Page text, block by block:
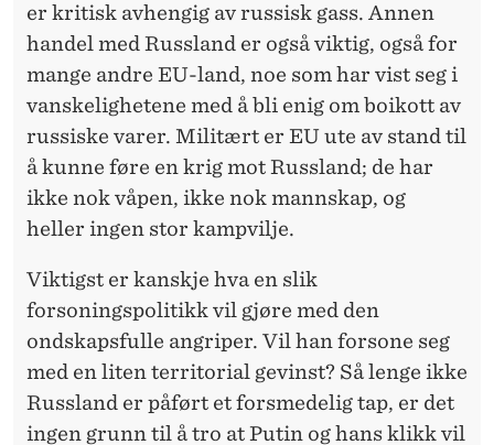
er kritisk avhengig av russisk gass. Annen
handel med Russland er også viktig, også for
mange andre EU-land, noe som har vist seg i
vanskelighetene med å bli enig om boikott av
russiske varer. Militært er EU ute av stand til
å kunne føre en krig mot Russland; de har
ikke nok våpen, ikke nok mannskap, og
heller ingen stor kampvilje.
Viktigst er kanskje hva en slik
forsoningspolitikk vil gjøre med den
ondskapsfulle angriper. Vil han forsone seg
med en liten territorial gevinst? Så lenge ikke
Russland er påført et forsmedelig tap, er det
ingen grunn til å tro at Putin og hans klikk vil